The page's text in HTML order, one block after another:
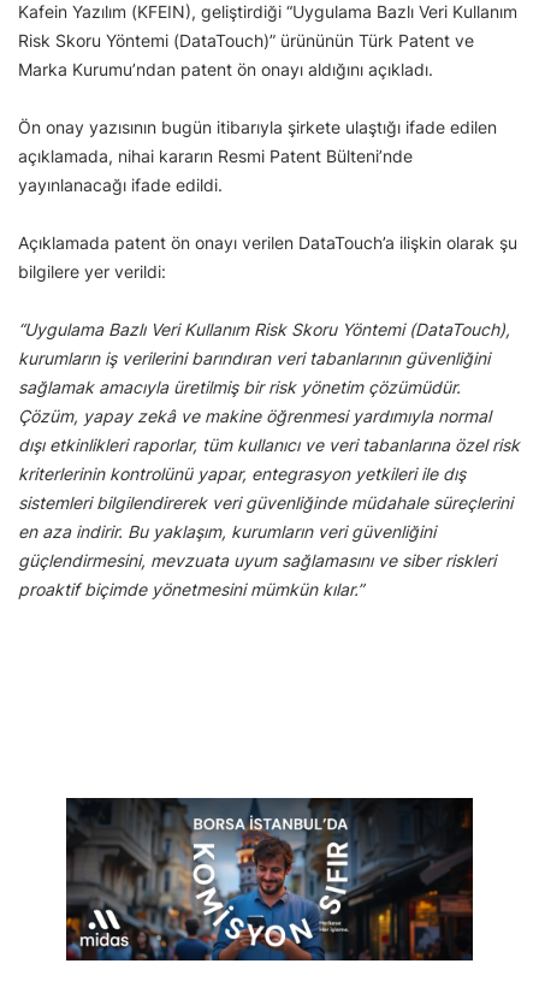
Kafein Yazılım (KFEIN), geliştirdiği “Uygulama Bazlı Veri Kullanım
Risk Skoru Yöntemi (DataTouch)” ürününün Türk Patent ve
Marka Kurumu’ndan patent ön onayı aldığını açıkladı.
Ön onay yazısının bugün itibarıyla şirkete ulaştığı ifade edilen
açıklamada, nihai kararın Resmi Patent Bülteni’nde
yayınlanacağı ifade edildi.
Açıklamada patent ön onayı verilen DataTouch’a ilişkin olarak şu
bilgilere yer verildi:
“Uygulama Bazlı Veri Kullanım Risk Skoru Yöntemi (DataTouch),
kurumların iş verilerini barındıran veri tabanlarının güvenliğini
sağlamak amacıyla üretilmiş bir risk yönetim çözümüdür.
Çözüm, yapay zekâ ve makine öğrenmesi yardımıyla normal
dışı etkinlikleri raporlar, tüm kullanıcı ve veri tabanlarına özel risk
kriterlerinin kontrolünü yapar, entegrasyon yetkileri ile dış
sistemleri bilgilendirerek veri güvenliğinde müdahale süreçlerini
en aza indirir. Bu yaklaşım, kurumların veri güvenliğini
güçlendirmesini, mevzuata uyum sağlamasını ve siber riskleri
proaktif biçimde yönetmesini mümkün kılar.”